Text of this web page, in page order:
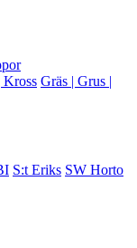
Kross Gräs | Grus |
S:t Eriks SW Horto